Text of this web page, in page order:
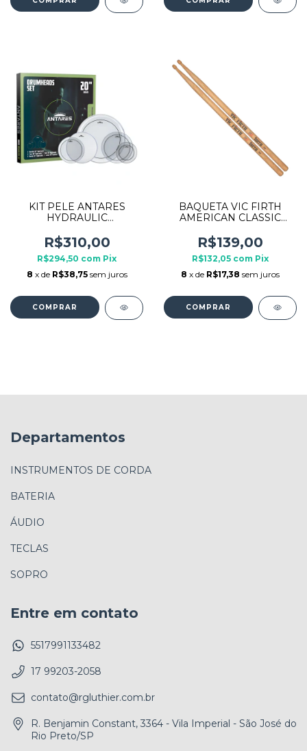
KIT PELE ANTARES
HYDRAULIC
POLEGADAS AHS20
R$310,00
R$294,50 com Pix
8 x de R$38,75 sem juros
BAQUETA VIC FIRTH
AMERICAN CLASSIC
PREMIUM
R$139,00
R$132,05 com Pix
8 x de R$17,38 sem juros
Departamentos
INSTRUMENTOS DE CORDA
BATERIA
ÁUDIO
TECLAS
SOPRO
Entre em contato
5517991133482
17 99203-2058
contato@rgluthier.com.br
R. Benjamin Constant, 3364 - Vila Imperial - São José do
Rio Preto/SP